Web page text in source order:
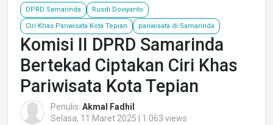
DPRD Samarinda Rusdi Doviyanto
Ciri Khas Pariwisata Kota Tepian pariwisata di Samarinda
Komisi II DPRD Samarinda
Bertekad Ciptakan Ciri Khas
Pariwisata Kota Tepian
Penulis: Akmal Fadhil
Selasa, 11 Maret 2025 | 1.063 views